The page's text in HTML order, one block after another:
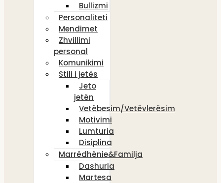
Bullizmi
Personaliteti
Mendimet
Zhvillimi
personal
Komunikimi
Stili i jetës
Jeto
jetën
Vetëbesim/Vetëvlerësim
Motivimi
Lumturia
Disiplina
Marrëdhënie&Familja
Dashuria
Martesa